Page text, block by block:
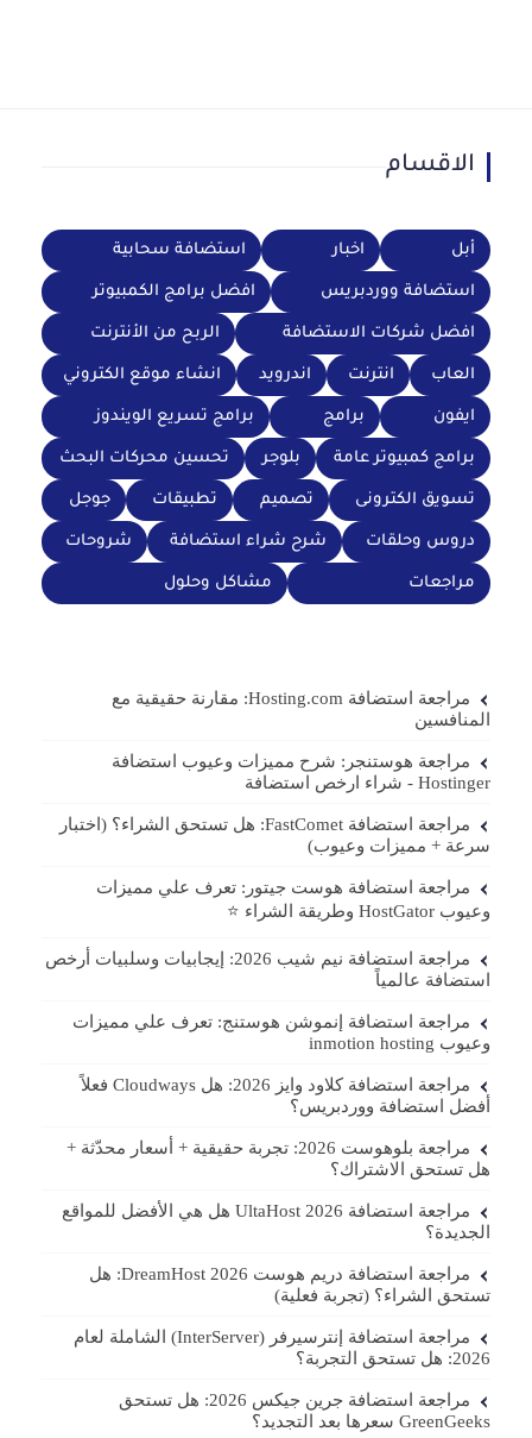
الاقسام
أبل اخبار استضافة سحابية
استضافة ووردبريس افضل برامج الكمبيوتر
افضل شركات الاستضافة الربح من الأنترنت
العاب انترنت اندرويد انشاء موقع الكتروني
ايفون برامج برامج تسريع الويندوز
برامج كمبيوتر عامة بلوجر تحسين محركات البحث
تسويق الكترونى تصميم تطبيقات جوجل
دروس وحلقات شرح شراء استضافة شروحات
مراجعات مشاكل وحلول
مراجعة استضافة Hosting.com: مقارنة حقيقية مع
المنافسين
مراجعة هوستنجر: شرح مميزات وعيوب استضافة
Hostinger - شراء ارخص استضافة
مراجعة استضافة FastComet: هل تستحق الشراء؟ (اختبار
سرعة + مميزات وعيوب)
مراجعة استضافة هوست جيتور: تعرف علي مميزات
وعيوب HostGator وطريقة الشراء ⭐️
مراجعة استضافة نيم شيب 2026: إيجابيات وسلبيات أرخص
استضافة عالمياً
مراجعة استضافة إنموشن هوستنج: تعرف علي مميزات
وعيوب inmotion hosting
مراجعة استضافة كلاود وايز 2026: هل Cloudways فعلاً
أفضل استضافة ووردبريس؟
مراجعة بلوهوست 2026: تجربة حقيقية + أسعار محدّثة +
هل تستحق الاشتراك؟
مراجعة استضافة UltaHost 2026 هل هي الأفضل للمواقع
الجديدة؟
مراجعة استضافة دريم هوست DreamHost 2026: هل
تستحق الشراء؟ (تجربة فعلية)
مراجعة استضافة إنترسيرفر (InterServer) الشاملة لعام
2026: هل تستحق التجربة؟
مراجعة استضافة جرين جيكس 2026: هل تستحق
GreenGeeks سعرها بعد التجديد؟